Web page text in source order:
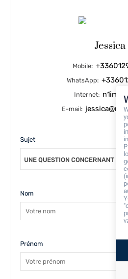
Jessica
Mobile:
WhatsApp:
Internet:
E-mail:
Sujet
UNE QUESTION CONCERNANT CE
Nom
Prénom